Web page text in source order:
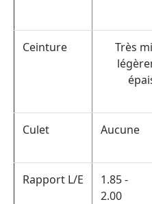
Ceinture
Très
Culet Aucune
Rapport L/E
1.85 -
2.00